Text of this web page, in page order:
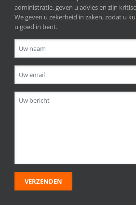
administratie, geven u advies en zijn
We geven u zekerheid in zaken, zodat u
u goed in bent.